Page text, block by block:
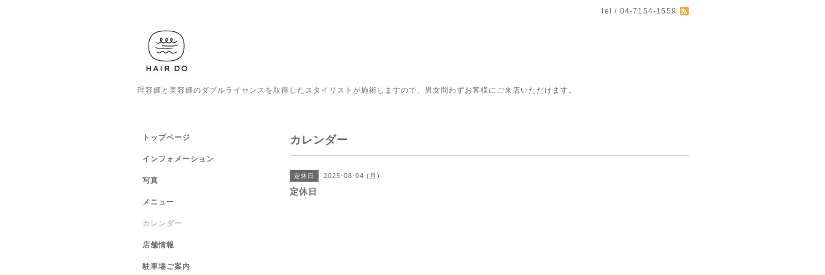
tel / 04-7154-1559
理容師と美容師のダブルライセンスを取得したスタイリストが施術しますので、男女問わずお客様にご来店いただけます。
カレンダー
定休日 2025-08-04 (月)
定休日
トップページ
インフォメーション
写真
メニュー
カレンダー
店舗情報
駐車場ご案内